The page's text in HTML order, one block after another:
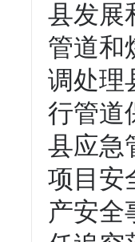
县发展
管道和
调处理
行管道
县应急
项目安
产安全